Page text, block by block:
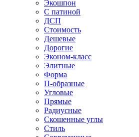
Экошпон
С патиной
ДСП
Стоимость
Дешевые
Дорогие
Эконом-класс
Элитные
Форма
П-образные
Угловые
Прямые
Радиусные
Скошенные углы
Стиль